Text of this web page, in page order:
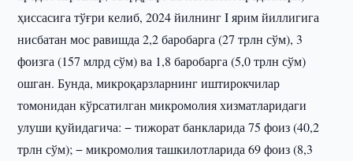
ҳиссасига тўғри келиб, 2024 йилнинг I ярим йиллигига
нисбатан мос равишда 2,2 баробарга (27 трлн сўм), 3
фоизга (157 млрд сўм) ва 1,8 баробарга (5,0 трлн сўм)
ошган. Бунда, микроқарзларнинг иштирокчилар
томонидан кўрсатилган микромолия хизматларидаги
улуши қуйидагича: − тижорат банкларида 75 фоиз (40,2
трлн сўм); − микромолия ташкилотларида 69 фоиз (8,3